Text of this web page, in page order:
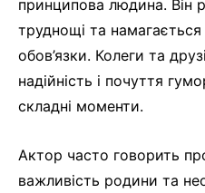
принципова людина. Він
труднощі та
обов’язки. Колеги та
надійність і почуття
складні моменти.
Актор часто говорить
важливість родини та